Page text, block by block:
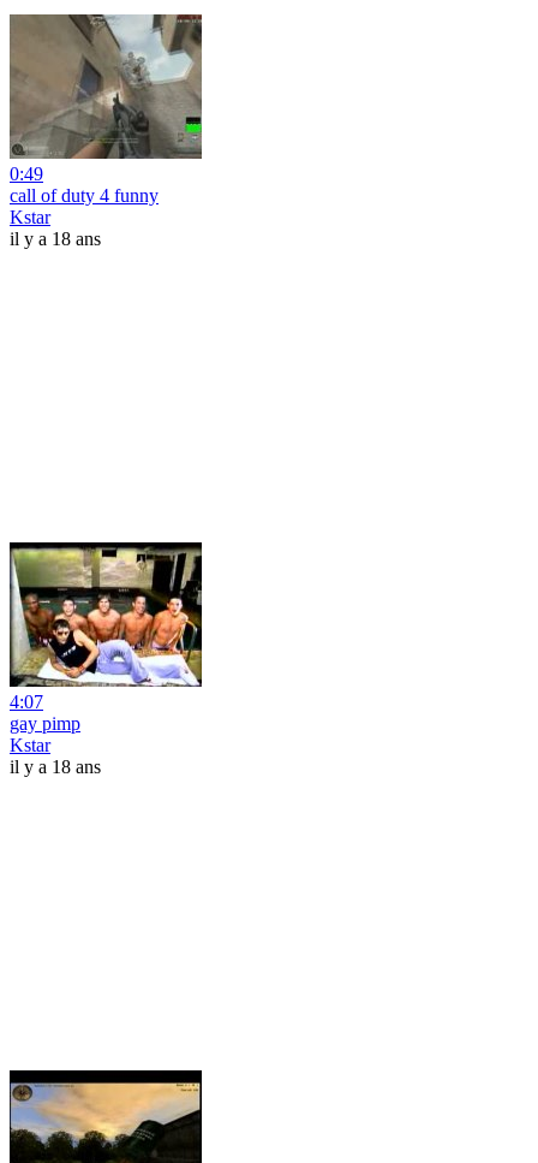
0:49
call of duty 4 funny
Kstar
il y a 18 ans
4:07
gay pimp
Kstar
il y a 18 ans